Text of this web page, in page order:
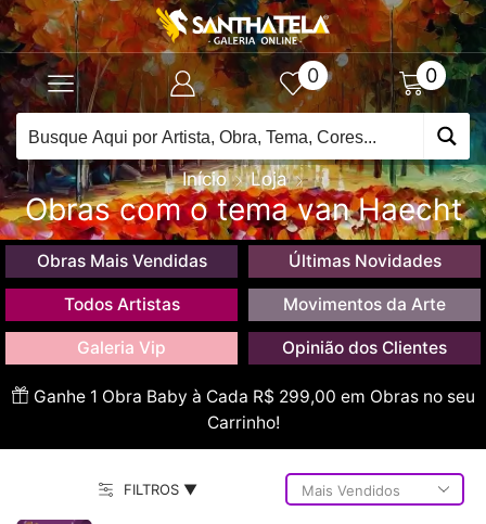
0 0
Início Loja
Obras com o tema van Haecht
Obras Mais Vendidas Últimas Novidades
Todos Artistas Movimentos da Arte
Galeria Vip Opinião dos Clientes
Ganhe 1 Obra Baby à Cada R$ 299,00 em Obras no seu
Carrinho!
FILTROS ▼